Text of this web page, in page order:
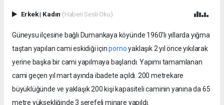
Erkek| Kadın (Haberi Sesli Oku)
Güneysu ilçesine bağlı Dumankaya köyünde 1960'lı yıllarda yığma
taştan yapılan cami eskidiği içinpornoyaklaşık 2 yıl önce yıkılarak
yerine başka bir cami yapılmaya başlandı. Yapımı tamamlanan
cami geçen yıl mart ayında ibadete açıldı. 200 metrekare
büyüklüğünde ve yaklaşık 200 kişi kapasiteli caminin yanına da 65
metre yüksekliğinde 3 şerefeli minare yapıldı.